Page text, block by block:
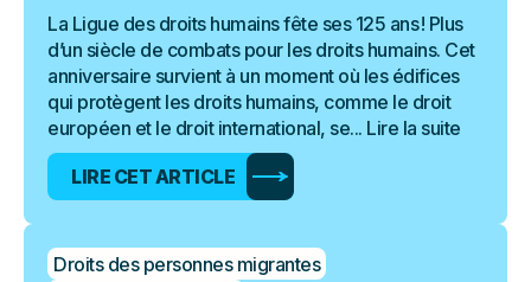
La Ligue des droits humains fête ses 125 ans ! Plus
d’un siècle de combats pour les droits humains. Cet
anniversaire survient à un moment où les édifices
qui protègent les droits humains, comme le droit
européen et le droit international, se... Lire la suite
LIRE CET ARTICLE
Droits des personnes migrantes